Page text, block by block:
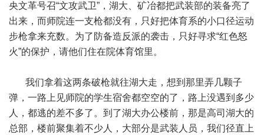
央文革号召“文攻武卫”，湖大、矿冶都把武装部的装备亮了
出来，而师院连一支枪都没有，只好把体育系的小口径运动
步枪拿来充数。为了防备造反派的袭击，只好寻求“红色怒
火”的保护，请他们住在院体育馆里。
我们拿着这两条破枪就往湖大走，想到那里弄几颗子
弹，一路上见师院的学生宿舍都空空的了，路上没遇到多少
人，都逃的差不多了。到了湖大办公楼前，那是高司湖大的
总部，楼前聚集着不少人，大部分是武装人员，我们径直上